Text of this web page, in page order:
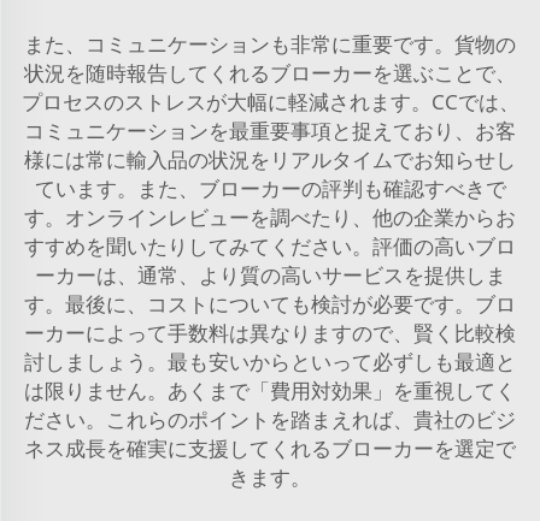
また、コミュニケーションも非常に重要です。貨物の
状況を随時報告してくれるブローカーを選ぶことで、
プロセスのストレスが大幅に軽減されます。CCでは、
コミュニケーションを最重要事項と捉えており、お客
様には常に輸入品の状況をリアルタイムでお知らせし
ています。また、ブローカーの評判も確認すべきで
す。オンラインレビューを調べたり、他の企業からお
すすめを聞いたりしてみてください。評価の高いブロ
ーカーは、通常、より質の高いサービスを提供しま
す。最後に、コストについても検討が必要です。ブロ
ーカーによって手数料は異なりますので、賢く比較検
討しましょう。最も安いからといって必ずしも最適と
は限りません。あくまで「費用対効果」を重視してく
ださい。これらのポイントを踏まえれば、貴社のビジ
ネス成長を確実に支援してくれるブローカーを選定で
きます。